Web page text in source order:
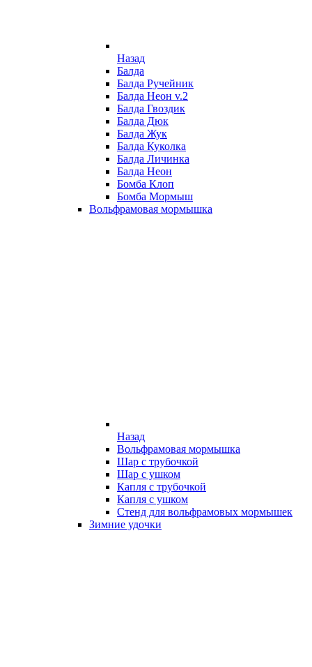
Назад
Балда
Балда Ручейник
Балда Неон v.2
Балда Гвоздик
Балда Дюк
Балда Жук
Балда Куколка
Балда Личинка
Балда Неон
Бомба Клоп
Бомба Мормыш
Вольфрамовая мормышка
Назад
Вольфрамовая мормышка
Шар с трубочкой
Шар с ушком
Капля с трубочкой
Капля с ушком
Стенд для вольфрамовых мормышек
Зимние удочки